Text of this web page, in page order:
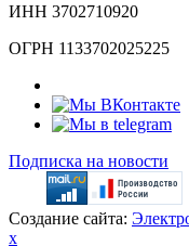
ИНН 3702710920
ОГРН 1133702025225
Подписка на новости
Создание сайта:
x